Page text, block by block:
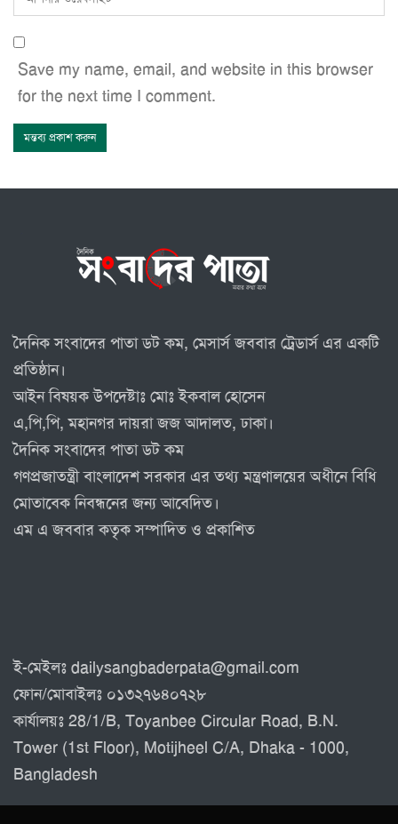
Save my name, email, and website in this browser
for the next time I comment.
দৈনিক সংবাদের পাতা ডট কম, মেসার্স জববার ট্রেডার্স এর একটি
প্রতিষ্ঠান।
আইন বিষয়ক উপদেষ্টাঃ মোঃ ইকবাল হোসেন
এ,পি,পি, মহানগর দায়রা জজ আদালত, ঢাকা।
দৈনিক সংবাদের পাতা ডট কম
গণপ্রজাতন্ত্রী বাংলাদেশ সরকার এর তথ্য মন্ত্রণালয়ের অধীনে বিধি
মোতাবেক নিবন্ধনের জন্য আবেদিত।
এম এ জববার কতৃক সম্পাদিত ও প্রকাশিত
ই-মেইলঃ dailysangbaderpata@gmail.com
ফোন/মোবাইলঃ ০১৩২৭৬৪০৭২৮
কার্যালয়ঃ 28/1/B, Toyanbee Circular Road, B.N.
Tower (1st Floor), Motijheel C/A, Dhaka - 1000,
Bangladesh